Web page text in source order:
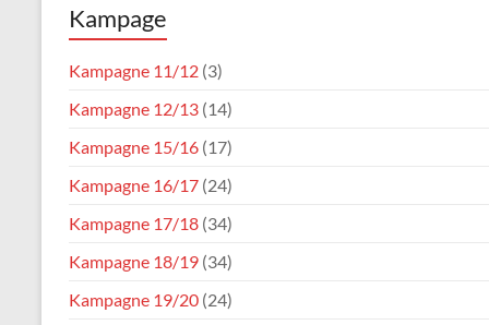
Karneval
Verein
1954
e.V.
Kampage
Kampagne 11/12 (3)
Kampagne 12/13 (14)
Kampagne 15/16 (17)
Kampagne 16/17 (24)
Kampagne 17/18 (34)
Kampagne 18/19 (34)
Kampagne 19/20 (24)